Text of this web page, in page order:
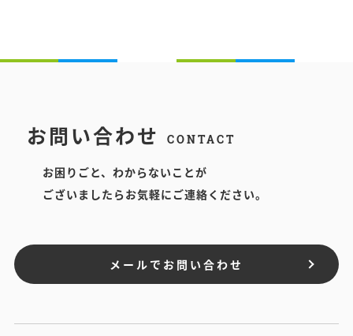
お問い合わせ CONTACT
お困りごと、わからないことが
ございましたらお気軽にご連絡ください。
メールでお問い合わせ